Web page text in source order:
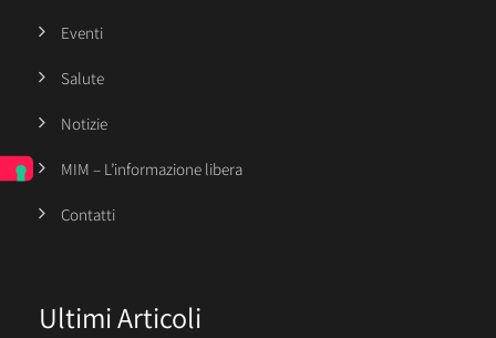
Eventi
Salute
Notizie
MIM – L’informazione libera
Contatti
Ultimi Articoli